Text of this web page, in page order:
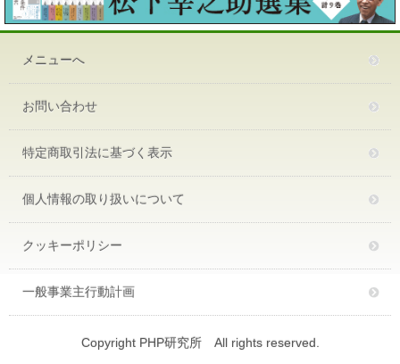
メニューへ
お問い合わせ
特定商取引法に基づく表示
個人情報の取り扱いについて
クッキーポリシー
一般事業主行動計画
Copyright PHP研究所 All rights reserved.